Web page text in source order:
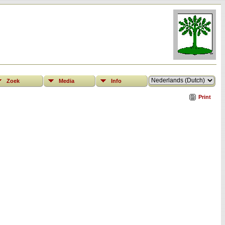
Zoek Media Info
Print